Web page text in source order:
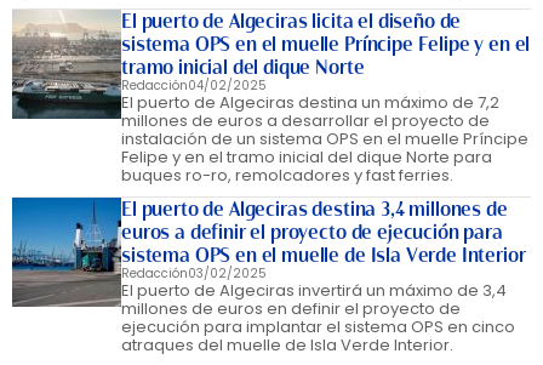
El puerto de Algeciras licita el diseño de
sistema OPS en el muelle Príncipe Felipe y en el
tramo inicial del dique Norte
Redacción04/02/2025
El puerto de Algeciras destina un máximo de 7,2
millones de euros a desarrollar el proyecto de
instalación de un sistema OPS en el muelle Príncipe
Felipe y en el tramo inicial del dique Norte para
buques ro-ro, remolcadores y fast ferries.
El puerto de Algeciras destina 3,4 millones de
euros a definir el proyecto de ejecución para
sistema OPS en el muelle de Isla Verde Interior
Redacción03/02/2025
El puerto de Algeciras invertirá un máximo de 3,4
millones de euros en definir el proyecto de
ejecución para implantar el sistema OPS en cinco
atraques del muelle de Isla Verde Interior.